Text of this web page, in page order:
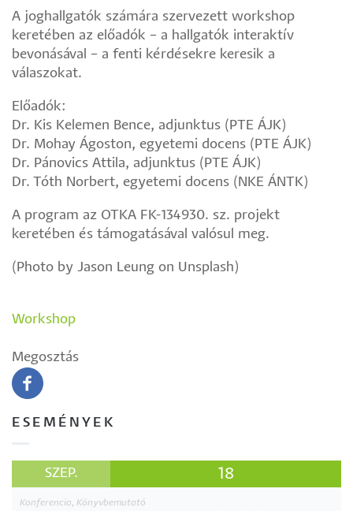
A joghallgatók számára szervezett workshop
keretében az előadók – a hallgatók interaktív
bevonásával – a fenti kérdésekre keresik a
válaszokat.
Előadók:
Dr. Kis Kelemen Bence, adjunktus (PTE ÁJK)
Dr. Mohay Ágoston, egyetemi docens (PTE ÁJK)
Dr. Pánovics Attila, adjunktus (PTE ÁJK)
Dr. Tóth Norbert, egyetemi docens (NKE ÁNTK)
A program az OTKA FK-134930. sz. projekt
keretében és támogatásával valósul meg.
(Photo by Jason Leung on Unsplash)
Workshop
Megosztás
ESEMÉNYEK
SZEP. 18
Konferencia, Könyvbemutató